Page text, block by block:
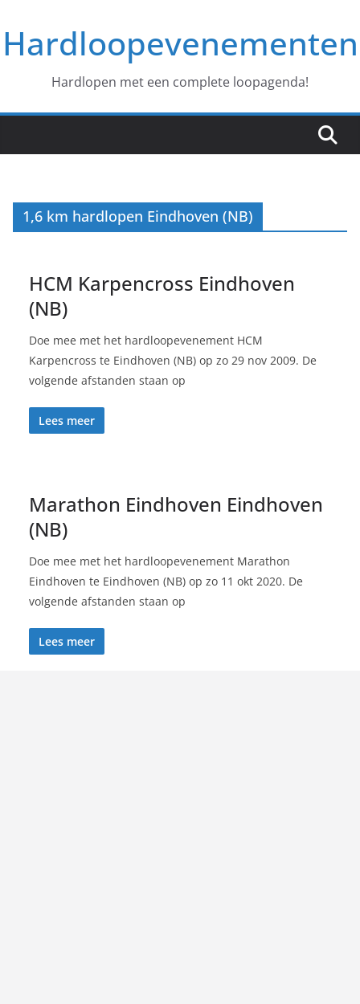
naar
deHardloopevenementen
Hardlopen met een complete loopagenda!
1,6 km hardlopen Eindhoven (NB)
HCM Karpencross Eindhoven
(NB)
Doe mee met het hardloopevenement HCM
Karpencross te Eindhoven (NB) op zo 29 nov 2009. De
volgende afstanden staan op
Lees meer
Marathon Eindhoven Eindhoven
(NB)
Doe mee met het hardloopevenement Marathon
Eindhoven te Eindhoven (NB) op zo 11 okt 2020. De
volgende afstanden staan op
Lees meer